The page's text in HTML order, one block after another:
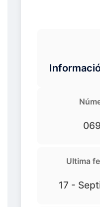
Ultima
17 -